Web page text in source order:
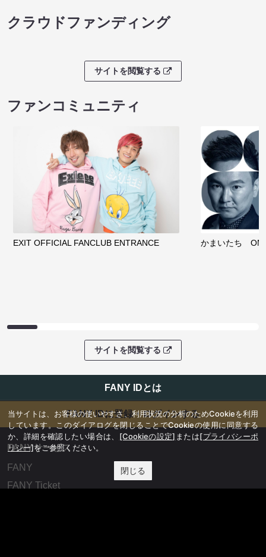
クラウドファンディング
サイトを閲覧する
ファンコミュニティ
EXIT OFFICIAL FANCLUB ENTRANCE かまいたち
サイトを閲覧する
FANY IDとは
FANY IDに登録・ログインする
FANYサービス
FANY
FANY Ticket
当サイトは、お客様の使いやすさ、利用状況の分析のためCookieを利用
しています。このダイアログを閉じることでCookieの使用に同意する
か、詳細を確認したい場合は、 [Cookieの設定] または[プライバシーポ
リシー]をご参照ください。
閉じる